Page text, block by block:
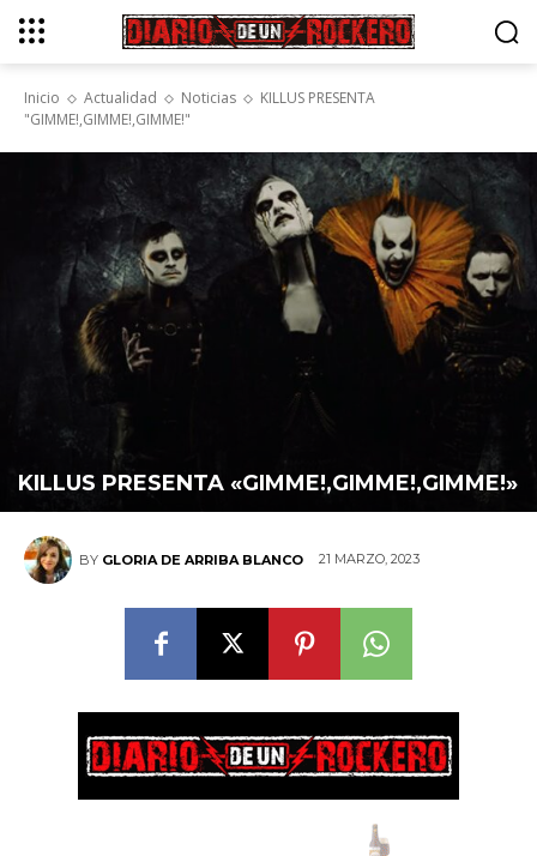
Inicio Actualidad Noticias
KILLUS PRESENTA
"GIMME!,GIMME!,GIMME!"
KILLUS PRESENTA «GIMME!,GIMME!,GIMME!»
BY GLORIA DE ARRIBA BLANCO 21 MARZO, 2023